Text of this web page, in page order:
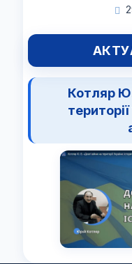
Котляр Ю.